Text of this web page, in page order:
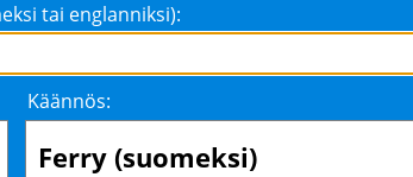
tai englanniksi):
Käännös:
Ferry (suomeksi)